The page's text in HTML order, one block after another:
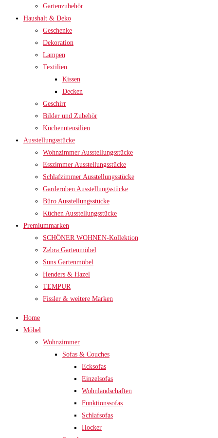
Gartenzubehör
Haushalt & Deko
Geschenke
Dekoration
Lampen
Textilien
Kissen
Decken
Geschirr
Bilder und Zubehör
Küchenutensilien
Ausstellungsstücke
Wohnzimmer Ausstellungsstücke
Esszimmer Ausstellungsstücke
Schlafzimmer Ausstellungsstücke
Garderoben Ausstellungsstücke
Büro Ausstellungsstücke
Küchen Ausstellungsstücke
Premiummarken
SCHÖNER WOHNEN-Kollektion
Zebra Gartenmöbel
Suns Gartenmöbel
Henders & Hazel
TEMPUR
Fissler & weitere Marken
Home
Möbel
Wohnzimmer
Sofas & Couches
Ecksofas
Einzelsofas
Wohnlandschaften
Funktionssofas
Schlafsofas
Hocker